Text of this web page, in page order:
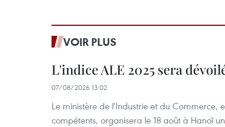
VOIR PLUS
L'indice ALE 2025 sera
07/08/2026 13:02
Le ministère de l'Industrie et du Commerce,
compétents, organisera le 18 août à Hanoï